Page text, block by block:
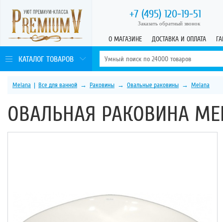
+7 (495) 120-19-51
Заказать обратный звонок
О МАГАЗИНЕ ДОСТАВКА И ОПЛАТА
КАТАЛОГ ТОВАРОВ
Melana | Все для ванной → Раковины → Овальные раковины → Melana
ОВАЛЬНАЯ РАКОВИНА